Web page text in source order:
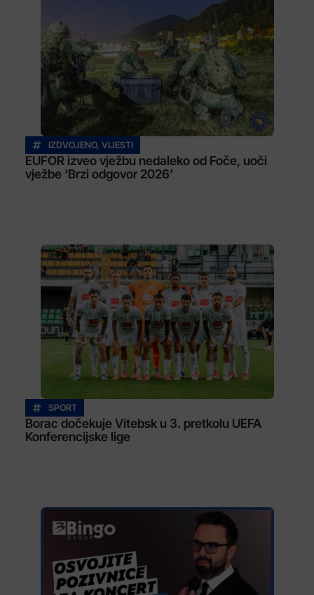
IZDVOJENO, VIJESTI
EUFOR izveo vježbu nedaleko od Foče, uoči
vježbe ‘Brzi odgovor 2026’
SPORT
Borac dočekuje Vitebsk u 3. pretkolu UEFA
Konferencijske lige